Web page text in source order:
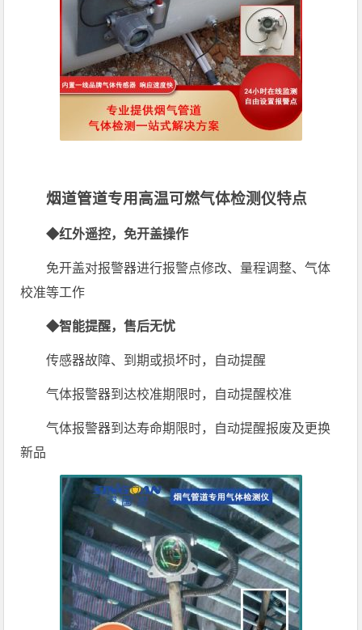
烟道管道专用高温可燃气体检测仪特点
◆红外遥控，免开盖操作
免开盖对报警器进行报警点修改、量程调整、气体
校准等工作
◆智能提醒，售后无忧
传感器故障、到期或损坏时，自动提醒
气体报警器到达校准期限时，自动提醒校准
气体报警器到达寿命期限时，自动提醒报废及更换
新品